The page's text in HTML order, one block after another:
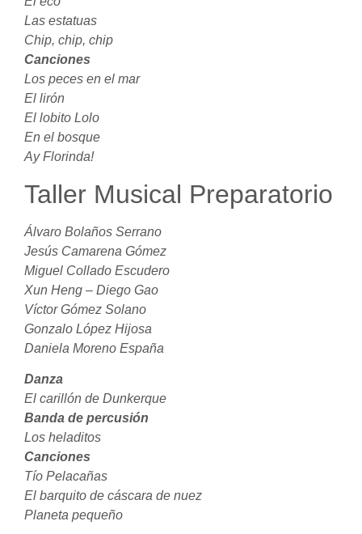
Las estatuas
Chip, chip, chip
Canciones
Los peces en el mar
El lirón
El lobito Lolo
En el bosque
Ay Florinda!
Taller Musical Preparatorio
Álvaro Bolaños Serrano
Jesús Camarena Gómez
Miguel Collado Escudero
Xun Heng – Diego Gao
Víctor Gómez Solano
Gonzalo López Hijosa
Daniela Moreno España
Danza
El carillón de Dunkerque
Banda de percusión
Los heladitos
Canciones
Tío Pelacañas
El barquito de cáscara de nuez
Planeta pequeño